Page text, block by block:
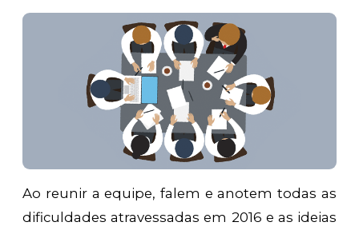
Ao reunir a equipe, falem e anotem todas as
dificuldades atravessadas em 2016 e as ideias